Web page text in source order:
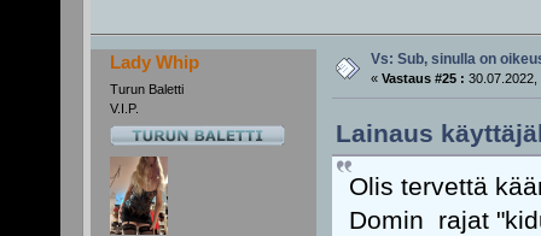
Lady Whip
Turun Baletti
V.I.P.
Vs: Sub, sinulla on
« Vastaus #25 : 30.07.2022,
Lainaus
Olis tervettä
Domin rajat